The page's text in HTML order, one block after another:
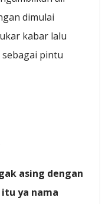
dimulai
kabar lalu
pintu
asing dengan
ya nama